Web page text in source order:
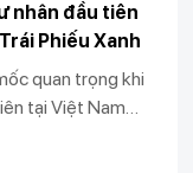
nhân đầu tiên
Phiếu Xanh
quan trọng khi
tại Việt Nam
vốn Quốc tế